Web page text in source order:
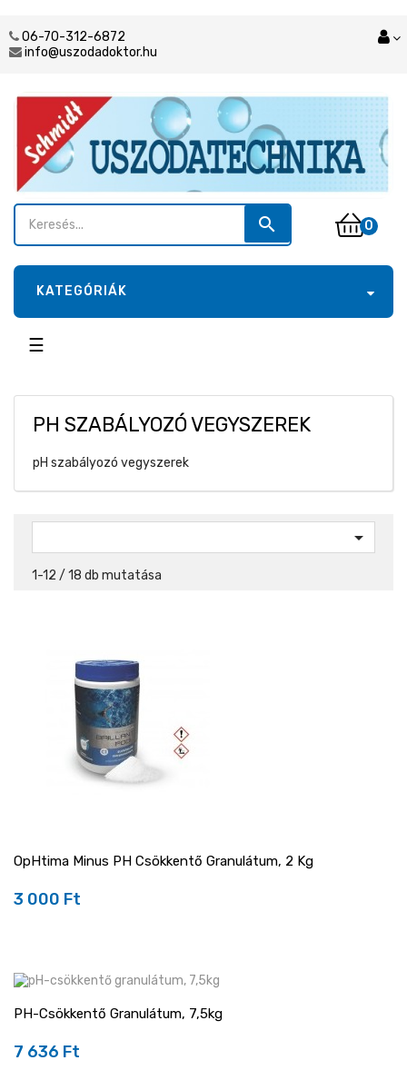
06-70-312-6872
info@uszodadoktor.hu
search 0
KATEGÓRIÁK
Toggle
☰
PH SZABÁLYOZÓ VEGYSZEREK
pH szabályozó vegyszerek

1-12 / 18 db mutatása
OpHtima Minus PH Csökkentő Granulátum, 2 Kg
Ár
3 000 Ft
PH-Csökkentő Granulátum, 7,5kg
Ár
7 636 Ft